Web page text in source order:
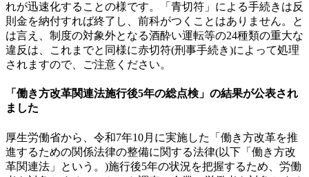
れが迅速化することの様です。「青切符」による手続きは反
則金を納付すれば終了し、前科がつくことはありません。と
は言え、制度の対象外となる酒酔い運転等の24種類の重大な
違反は、これまでと同様に赤切符(刑事手続き)によって処理
されますので、ご注意ください。
「働き方改革関連法施行後5年の総点検」の結果が公表され
ました
厚生労働省から、令和7年10月に実施した「働き方改革を推
進するための関係法律の整備に関する法律(以下「働き方改
革関連法」という。)施行後5年の状況を把握するため、労働